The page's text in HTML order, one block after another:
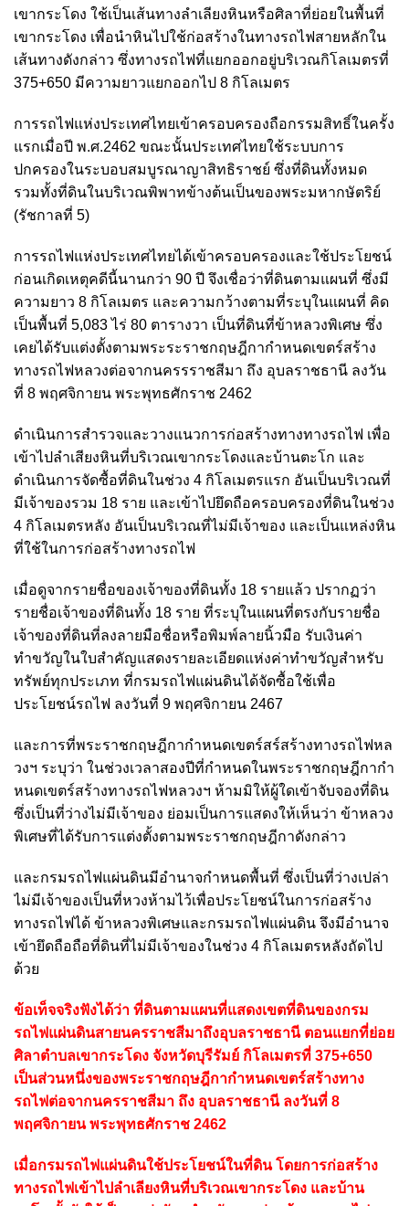
เขากระโดง ใช้เป็นเส้นทางลำเลียงหินหรือศิลาที่ย่อยในพื้นที่
เขากระโดง เพื่อนำหินไปใช้ก่อสร้างในทางรถไฟสายหลักใน
เส้นทางดังกล่าว ซึ่งทางรถไฟที่แยกออกอยู่บริเวณกิโลเมตรที่
375+650 มีความยาวแยกออกไป 8 กิโลเมตร
การรถไฟแห่งประเทศไทยเข้าครอบครองถือกรรมสิทธิ์ในครั้ง
แรกเมื่อปี พ.ศ.2462 ขณะนั้นประเทศไทยใช้ระบบการ
ปกครองในระบอบสมบูรณาญาสิทธิราชย์ ซึ่งที่ดินทั้งหมด
รวมทั้งที่ดินในบริเวณพิพาทข้างต้นเป็นของพระมหากษัตริย์
(รัชกาลที่ 5)
การรถไฟแห่งประเทศไทยได้เข้าครอบครองและใช้ประโยชน์
ก่อนเกิดเหตุคดีนี้นานกว่า 90 ปี จึงเชื่อว่าที่ดินตามแผนที่ ซึ่งมี
ความยาว 8 กิโลเมตร และความกว้างตามที่ระบุในแผนที่ คิด
เป็นพื้นที่ 5,083 ไร่ 80 ตารางวา เป็นที่ดินที่ข้าหลวงพิเศษ ซึ่ง
เคยได้รับแต่งตั้งตามพระระราชกฤษฎีกากำหนดเขตร์สร้าง
ทางรถไฟหลวงต่อจากนครรราชสีมา ถึง อุบลราชธานี ลงวัน
ที่ 8 พฤศจิกายน พระพุทธศักราช 2462
ดำเนินการสำรวจและวางแนวการก่อสร้างทางทางรถไฟ เพื่อ
เข้าไปลำเสียงหินที่บริเวณเขากระโดงและบ้านตะโก และ
ดำเนินการจัดซื้อที่ดินในช่วง 4 กิโลเมตรแรก อันเป็นบริเวณที่
มีเจ้าของรวม 18 ราย และเข้าไปยึดถือครอบครองที่ดินในช่วง
4 กิโลเมตรหลัง อันเป็นบริเวณที่ไม่มีเจ้าของ และเป็นแหล่งหิน
ที่ใช้ในการก่อสร้างทางรถไฟ
เมื่อดูจากรายชื่อของเจ้าของที่ดินทั้ง 18 รายแล้ว ปรากฏว่า
รายชื่อเจ้าของที่ดินทั้ง 18 ราย ที่ระบุในแผนที่ตรงกับรายชื่อ
เจ้าของที่ดินที่ลงลายมือชื่อหรือพิมพ์ลายนิ้วมือ รับเงินค่า
ทำขวัญในใบสำคัญแสดงรายละเอียดแห่งค่าทำขวัญสำหรับ
ทรัพย์ทุกประเภท ที่กรมรถไฟแผ่นดินได้จัดซื้อใช้เพื่อ
ประโยชน์รถไฟ ลงวันที่ 9 พฤศจิกายน 2467
และการที่พระราชกฤษฎีกากำหนดเขตร์สร์สร้างทางรถไฟหล
วงฯ ระบุว่า ในช่วงเวลาสองปีที่กำหนดในพระราชกฤษฎีกากำ
หนดเขตร์สร้างทางรถไฟหลวงฯ ห้ามมิให้ผู้ใดเข้าจับจองที่ดิน
ซึ่งเป็นที่ว่างไม่มีเจ้าของ ย่อมเป็นการแสดงให้เห็นว่า ข้าหลวง
พิเศษที่ได้รับการแต่งตั้งตามพระราชกฤษฎีกาดังกล่าว
และกรมรถไฟแผ่นดินมีอำนาจกำหนดพื้นที่ ซึ่งเป็นที่ว่างเปล่า
ไม่มีเจ้าของเป็นที่หวงห้ามไว้เพื่อประโยชน์ในการก่อสร้าง
ทางรถไฟได้ ข้าหลวงพิเศษและกรมรถไฟแผ่นดิน จึงมีอำนาจ
เข้ายึดถือถือที่ดินที่ไม่มีเจ้าของในช่วง 4 กิโลเมตรหลังถัดไป
ด้วย
ข้อเท็จจริงฟังได้ว่า ที่ดินตามแผนที่แสดงเขตที่ดินของกรม
รถไฟแผ่นดินสายนครราชสีมาถึงอุบลราชธานี ตอนแยกที่ย่อย
ศิลาตำบลเขากระโดง จังหวัดบุรีรัมย์ กิโลเมตรที่ 375+650
เป็นส่วนหนึ่งของพระราชกฤษฎีกากำหนดเขตร์สร้างทาง
รถไฟต่อจากนครราชสีมา ถึง อุบลราชธานี ลงวันที่ 8
พฤศจิกายน พระพุทธศักราช 2462
เมื่อกรมรถไฟแผ่นดินใช้ประโยชน์ในที่ดิน โดยการก่อสร้าง
ทางรถไฟเข้าไปลำเลียงหินที่บริเวณเขากระโดง และบ้าน